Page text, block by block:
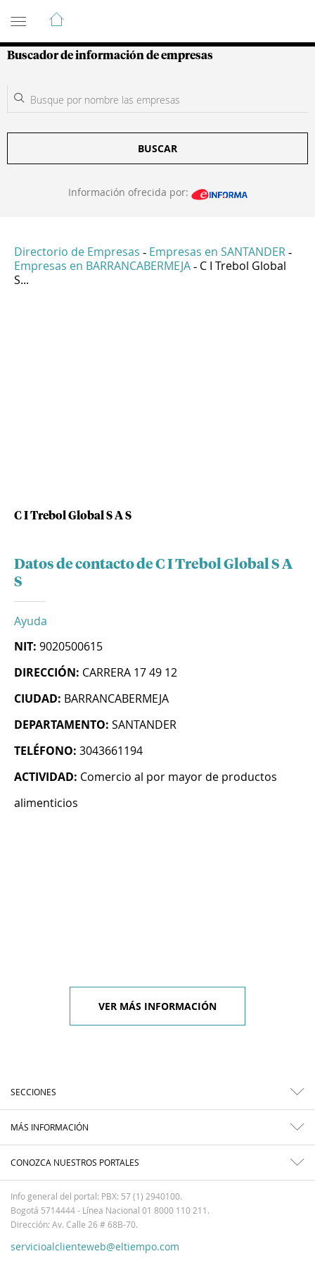
Guía de Empresas Colombianas
Buscador de información de empresas
BUSCAR
Información ofrecida por:
Directorio de Empresas - Empresas en SANTANDER -
Empresas en BARRANCABERMEJA - C I Trebol Global
S...
C I Trebol Global S A S
Datos de contacto de C I Trebol Global S A
S
Ayuda
NIT: 9020500615
DIRECCIÓN: CARRERA 17 49 12
CIUDAD: BARRANCABERMEJA
DEPARTAMENTO: SANTANDER
TELÉFONO: 3043661194
ACTIVIDAD: Comercio al por mayor de productos
alimenticios
VER MÁS INFORMACIÓN
SECCIONES
MÁS INFORMACIÓN
CONOZCA NUESTROS PORTALES
Info general del portal: PBX: 57 (1) 2940100.
Bogotá 5714444 - Línea Nacional 01 8000 110 211.
Dirección: Av. Calle 26 # 68B-70.
servicioalclienteweb@eltiempo.com